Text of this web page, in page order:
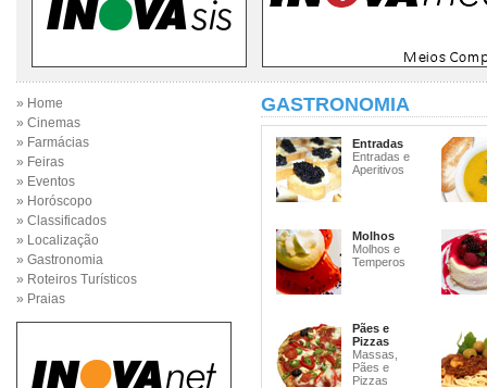
» Home
» Cinemas
» Farmácias
» Feiras
» Eventos
» Horóscopo
» Classificados
» Localização
» Gastronomia
» Roteiros Turísticos
» Praias
GASTRONOMIA
Entradas
Entradas e
Aperitivos
Molhos
Molhos e
Temperos
Pães e
Pizzas
Massas,
Pães e
Pizzas